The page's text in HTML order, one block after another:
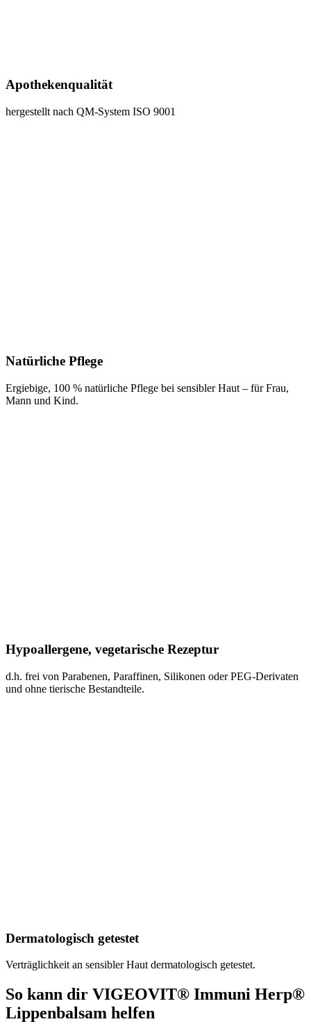
Apothekenqualität
hergestellt nach QM-System ISO 9001
Natürliche Pflege
Ergiebige, 100 % natürliche Pflege bei sensibler Haut – für Frau,
Mann und Kind.
Hypoallergene, vegetarische Rezeptur
d.h. frei von Parabenen, Paraffinen, Silikonen oder PEG-Derivaten
und ohne tierische Bestandteile.
Dermatologisch getestet
Verträglichkeit an sensibler Haut dermatologisch getestet.
So kann dir VIGEOVIT® Immuni Herp®
Lippenbalsam helfen